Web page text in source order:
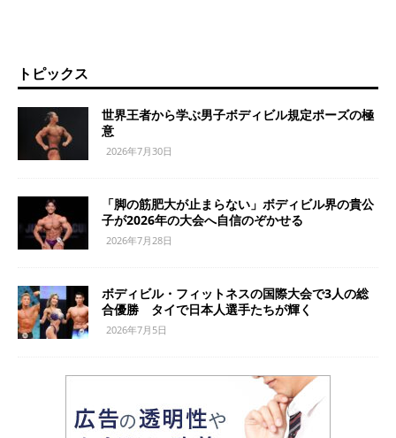
トピックス
世界王者から学ぶ男子ボディビル規定ポーズの極
意
2026年7月30日
「脚の筋肥大が止まらない」ボディビル界の貴公
子が2026年の大会へ自信のぞかせる
2026年7月28日
ボディビル・フィットネスの国際大会で3人の総
合優勝 タイで日本人選手たちが輝く
2026年7月5日